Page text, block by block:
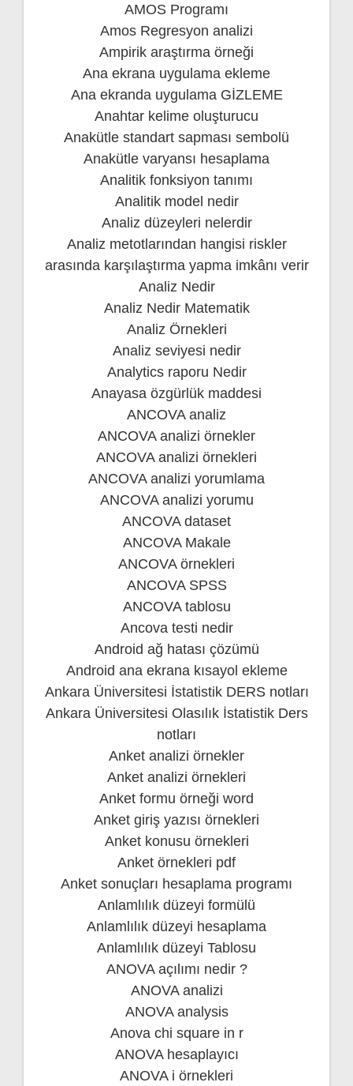
AMOS Programı
Amos Regresyon analizi
Ampirik araştırma örneği
Ana ekrana uygulama ekleme
Ana ekranda uygulama GİZLEME
Anahtar kelime oluşturucu
Anakütle standart sapması sembolü
Anakütle varyansı hesaplama
Analitik fonksiyon tanımı
Analitik model nedir
Analiz düzeyleri nelerdir
Analiz metotlarından hangisi riskler
arasında karşılaştırma yapma imkânı verir
Analiz Nedir
Analiz Nedir Matematik
Analiz Örnekleri
Analiz seviyesi nedir
Analytics raporu Nedir
Anayasa özgürlük maddesi
ANCOVA analiz
ANCOVA analizi örnekler
ANCOVA analizi örnekleri
ANCOVA analizi yorumlama
ANCOVA analizi yorumu
ANCOVA dataset
ANCOVA Makale
ANCOVA örnekleri
ANCOVA SPSS
ANCOVA tablosu
Ancova testi nedir
Android ağ hatası çözümü
Android ana ekrana kısayol ekleme
Ankara Üniversitesi İstatistik DERS notları
Ankara Üniversitesi Olasılık İstatistik Ders
notları
Anket analizi örnekler
Anket analizi örnekleri
Anket formu örneği word
Anket giriş yazısı örnekleri
Anket konusu örnekleri
Anket örnekleri pdf
Anket sonuçları hesaplama programı
Anlamlılık düzeyi formülü
Anlamlılık düzeyi hesaplama
Anlamlılık düzeyi Tablosu
ANOVA açılımı nedir ?
ANOVA analizi
ANOVA analysis
Anova chi square in r
ANOVA hesaplayıcı
ANOVA i örnekleri